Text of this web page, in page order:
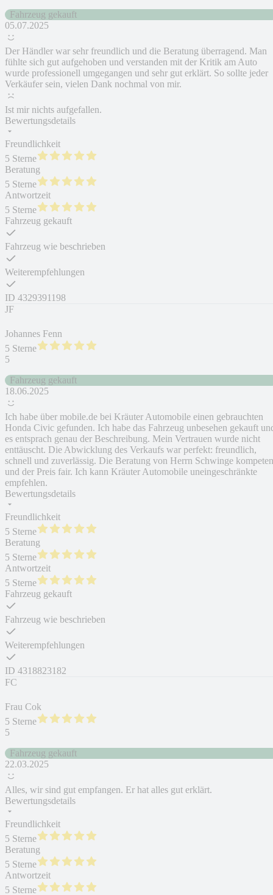
Fahrzeug gekauft
05.07.2025
Der Händler war sehr freundlich und die Beratung überragend. Man
fühlte sich gut aufgehoben und verstanden mit der Kritik am Auto
wurde professionell umgegangen und sehr gut erklärt. So sollte jeder
Verkäufer sein, vielen Dank nochmal von mir.
Ist mir nichts aufgefallen.
Bewertungsdetails
Freundlichkeit
5 Sterne
Beratung
5 Sterne
Antwortzeit
5 Sterne
Fahrzeug gekauft
Fahrzeug wie beschrieben
Weiterempfehlungen
ID 4329391198
JF
Johannes Fenn
5 Sterne
5
Fahrzeug gekauft
18.06.2025
Ich habe über mobile.de bei Kräuter Automobile einen gebrauchten
Honda Civic gefunden. Ich habe das Fahrzeug unbesehen gekauft
es entsprach genau der Beschreibung. Mein Vertrauen wurde nicht
enttäuscht. Die Abwicklung des Verkaufs war perfekt: freundlich,
schnell und zuverlässig. Die Beratung von Herrn Schwinge
und der Preis fair. Ich kann Kräuter Automobile uneingeschränkte
empfehlen.
Bewertungsdetails
Freundlichkeit
5 Sterne
Beratung
5 Sterne
Antwortzeit
5 Sterne
Fahrzeug gekauft
Fahrzeug wie beschrieben
Weiterempfehlungen
ID 4318823182
FC
Frau Cok
5 Sterne
5
Fahrzeug gekauft
22.03.2025
Alles, wir sind gut empfangen. Er hat alles gut erklärt.
Bewertungsdetails
Freundlichkeit
5 Sterne
Beratung
5 Sterne
Antwortzeit
5 Sterne